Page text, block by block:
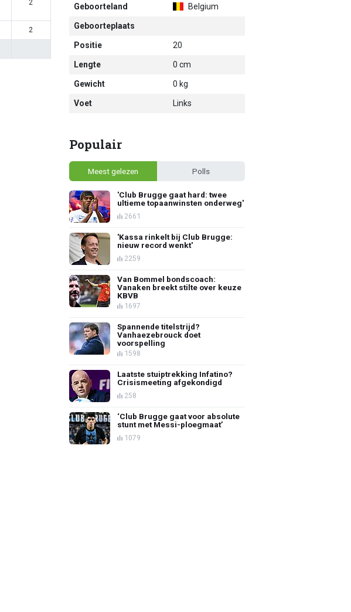
2
2
Geboorteland Belgium
Geboorteplaats
Positie 20
Lengte 0 cm
Gewicht 0 kg
Voet Links
Populair
Meest gelezen Polls
'Club Brugge gaat hard: twee
ultieme topaanwinsten onderweg'
2661
'Kassa rinkelt bij Club Brugge:
nieuw record wenkt'
2259
Van Bommel bondscoach:
Vanaken breekt stilte over keuze
KBVB
1697
Spannende titelstrijd?
Vanhaezebrouck doet
voorspelling
1598
Laatste stuiptrekking Infatino?
Crisismeeting afgekondigd
258
‘Club Brugge gaat voor absolute
stunt met Messi-ploegmaat’
1079